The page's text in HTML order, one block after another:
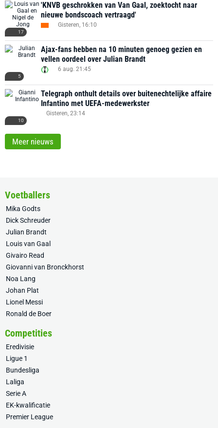
17
'KNVB geschrokken van Van Gaal, zoektocht naar
nieuwe bondscoach vertraagd'
Gisteren, 16:10
5
Ajax-fans hebben na 10 minuten genoeg gezien en
vellen oordeel over Julian Brandt
6 aug. 21:45
10
Telegraph onthult details over buitenechtelijke affaire
Infantino met UEFA-medewerkster
Gisteren, 23:14
Meer nieuws
Voetballers
Mika Godts
Dick Schreuder
Julian Brandt
Louis van Gaal
Givairo Read
Giovanni van Bronckhorst
Noa Lang
Johan Plat
Lionel Messi
Ronald de Boer
Competities
Eredivisie
Ligue 1
Bundesliga
Laliga
Serie A
EK-kwalificatie
Premier League